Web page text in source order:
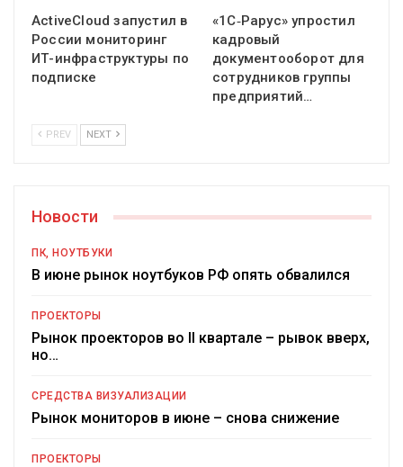
ActiveCloud запустил в
России мониторинг
ИТ-инфраструктуры по
подписке
«1С‑Рарус» упростил
кадровый
документооборот для
сотрудников группы
предприятий…
PREV NEXT
Новости
ПК, НОУТБУКИ
В июне рынок ноутбуков РФ опять обвалился
ПРОЕКТОРЫ
Рынок проекторов во II квартале – рывок вверх,
но…
СРЕДСТВА ВИЗУАЛИЗАЦИИ
Рынок мониторов в июне – снова снижение
ПРОЕКТОРЫ